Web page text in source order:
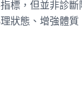
標，但並非診
狀態、增強體